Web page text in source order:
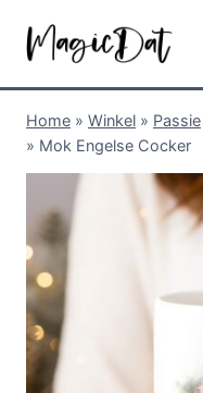
Home » Winkel » Passie
» Mok Engelse Cocker